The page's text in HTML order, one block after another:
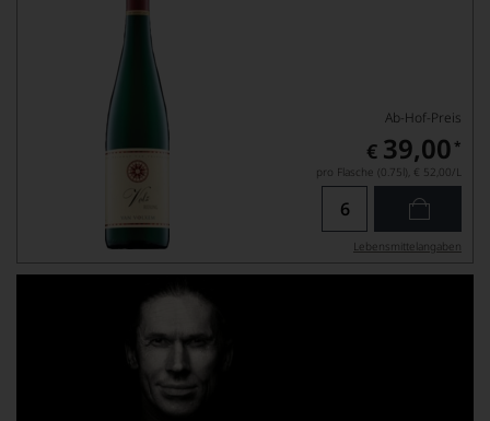
Ab-Hof-Preis
€ 39,00 *
pro Flasche (0.75l), € 52,00/L
Lebensmittel­angaben